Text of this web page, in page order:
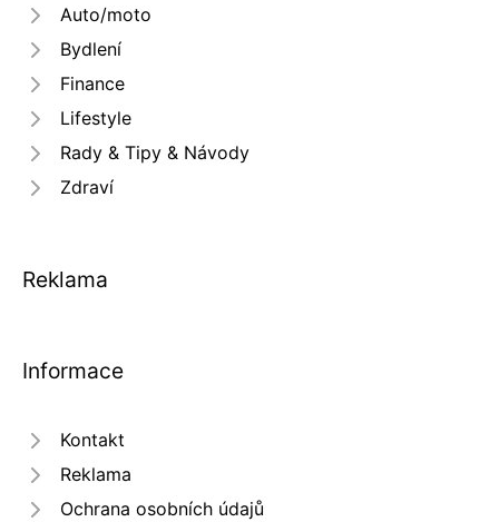
Auto/moto
Bydlení
Finance
Lifestyle
Rady & Tipy & Návody
Zdraví
Reklama
Informace
Kontakt
Reklama
Ochrana osobních údajů